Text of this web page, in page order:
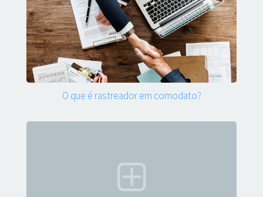
O que é rastreador em comodato?